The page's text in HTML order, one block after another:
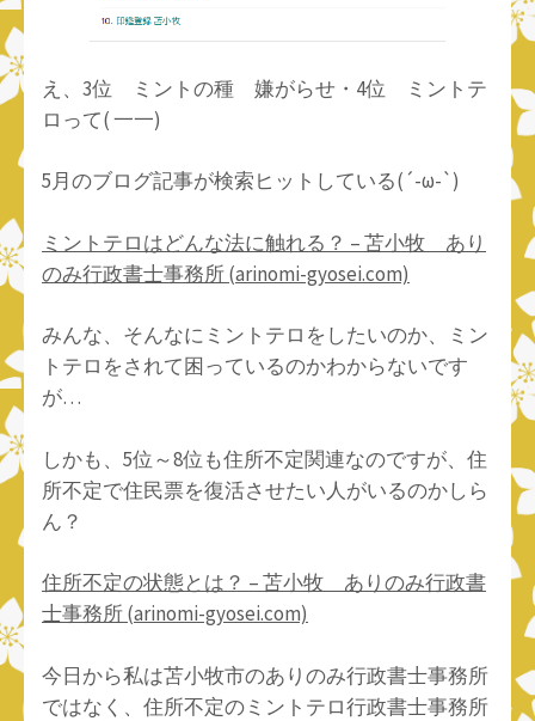
え、3位 ミントの種 嫌がらせ・4位 ミントテ
ロって( 一一)
5月のブログ記事が検索ヒットしている(´-ω-`)
ミントテロはどんな法に触れる？ – 苫小牧 あり
のみ行政書士事務所 (arinomi-gyosei.com)
みんな、そんなにミントテロをしたいのか、ミン
トテロをされて困っているのかわからないです
が…
しかも、5位～8位も住所不定関連なのですが、住
所不定で住民票を復活させたい人がいるのかしら
ん？
住所不定の状態とは？ – 苫小牧 ありのみ行政書
士事務所 (arinomi-gyosei.com)
今日から私は苫小牧市のありのみ行政書士事務所
ではなく、住所不定のミントテロ行政書士事務所